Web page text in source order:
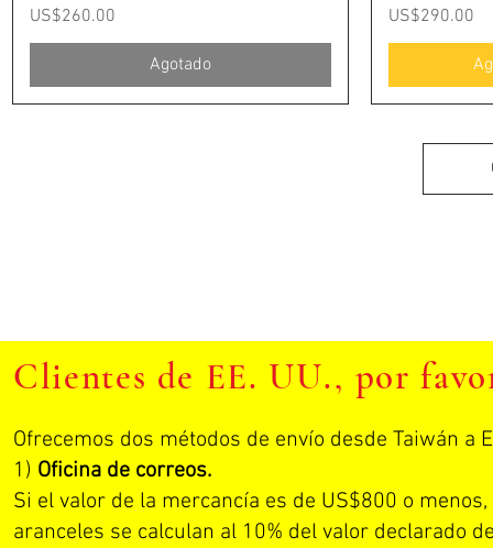
Precio
US$260.00
Agotado
Precio
US$290.00
Clientes de EE. UU., por
Ofrecemos dos métodos de envío desde Taiwán a
1) Oficina de correos.
Si el valor de la mercancía es de US$800 o
aranceles se calculan al 10% del valor declarado